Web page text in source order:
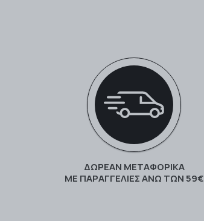
ΔΩΡΕΑΝ ΜΕΤΑΦΟΡΙΚΑ
ΜΕ ΠΑΡΑΓΓΕΛΊΕΣ ΆΝΩ ΤΩΝ 59€